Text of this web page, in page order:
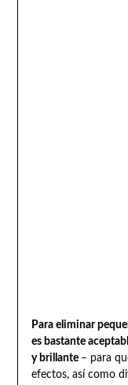
Para eliminar
es bastante
y brillante – para
efectos, así como